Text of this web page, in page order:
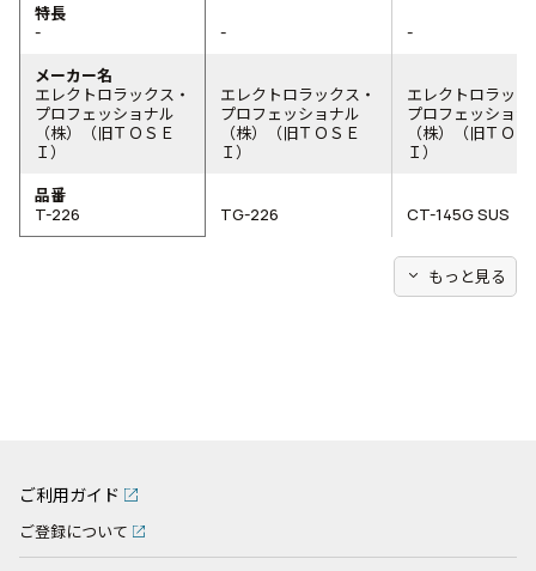
特長
-
-
-
メーカー名
エレクトロラックス・
プロフェッショナル
（株）（旧ＴＯＳＥ
Ｉ）
エレクトロラックス・
プロフェッショナル
（株）（旧ＴＯＳＥ
Ｉ）
エレクトロラック
プロフェッショナ
（株）（旧ＴＯＳ
Ｉ）
品番
T-226
TG-226 CT-145G SUS
expand_more もっと見る
ご利用ガイド
ご登録について